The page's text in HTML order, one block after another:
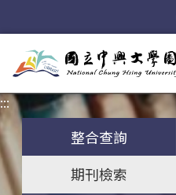
:::
整合查詢
期刊檢索